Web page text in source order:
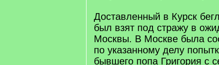
Доставленный в Курск
был взят под стражу в
Москвы. В Москве была
по указанному делу
бывшего попа Григория с